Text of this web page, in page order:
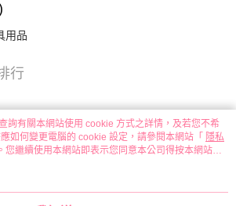
用品
行
詢有關本網站使用 cookie 方式之詳情，及若您不希
如何變更電腦的 cookie 設定，請參閱本網站「 隱私
您繼續使用本網站即表示您同意本公司得按本網站使
cookie。